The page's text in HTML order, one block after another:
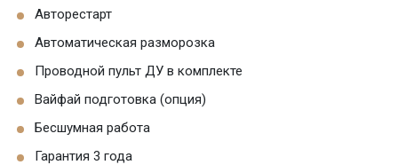
Авторестарт
Автоматическая разморозка
Проводной пульт ДУ в комплекте
Вайфай подготовка (опция)
Бесшумная работа
Гарантия 3 года